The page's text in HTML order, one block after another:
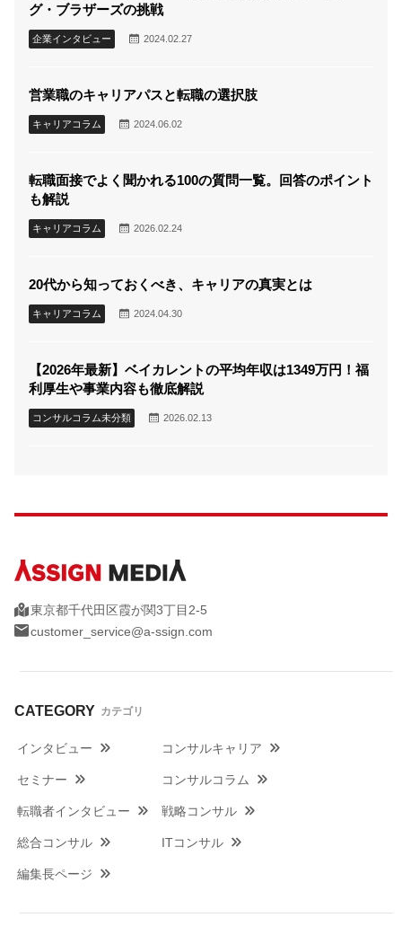
グ・ブラザーズの挑戦
企業インタビュー 2024.02.27
営業職のキャリアパスと転職の選択肢
キャリアコラム 2024.06.02
20代から知っておくべき、キャリアの真実とは
キャリアコラム 2024.04.30
転職面接でよく聞かれる100の質問一覧。回答のポイント
も解説
キャリアコラム 2026.02.24
【2026年最新】ベイカレントの平均年収は1349万円！福
利厚生や事業内容も徹底解説
コンサルコラム未分類 2026.02.13
東京都千代田区霞が関3丁目2-5
customer_service@a-ssign.com
CATEGORY カテゴリ
インタビュー コンサルキャリア
セミナー コンサルコラム
転職者インタビュー 戦略コンサル
総合コンサル ITコンサル
編集長ページ